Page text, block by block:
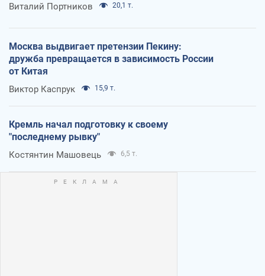
Виталий Портников 20,1 т.
Москва выдвигает претензии Пекину:
дружба превращается в зависимость России
от Китая
Виктор Каспрук 15,9 т.
Кремль начал подготовку к своему
"последнему рывку"
Костянтин Машовець 6,5 т.